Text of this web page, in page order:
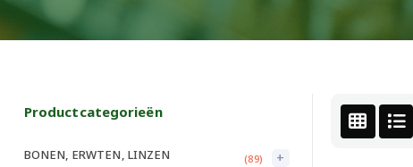
Productcategorieën
BONEN, ERWTEN, LINZEN +
(89)